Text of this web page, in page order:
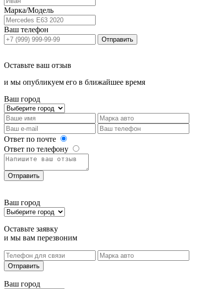
Марка/Модель
Ваш телефон
Отправить
Оставьте ваш отзыв
и мы опубликуем его в ближайшее время
Ваш город
Ответ по почте
Ответ по телефону
Отправить
Ваш город
Оставьте заявку
и мы вам перезвоним
Отправить
Ваш город